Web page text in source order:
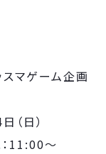
スマゲーム企画
（日）
11:00～